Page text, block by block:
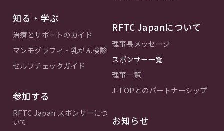
知る・学ぶ
治療とサポートのガイド
マンモグラフィ・乳がん検診
セルフチェックガイド
参加する
RFTC Japan スポンサーにつ
いて
RFTC Japanについて
理事長メッセージ
スポンサー一覧
理事一覧
J-TOPとのパートナーシップ
お知らせ